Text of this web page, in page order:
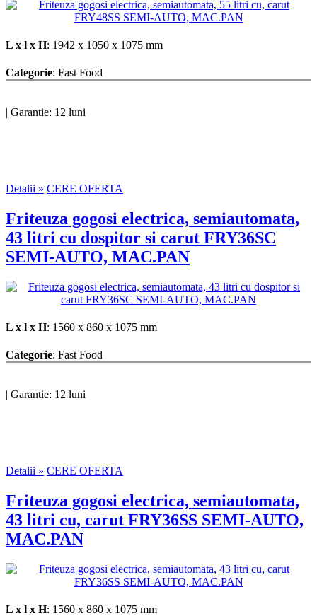
L x l x H: 1942 x 1050 x 1075 mm
Categorie: Fast Food
| Garantie: 12 luni
Detalii » CERE OFERTA
Friteuza gogosi electrica, semiautomata,
43 litri cu dospitor si carut FRY36SC
SEMI-AUTO, MAC.PAN
L x l x H: 1560 x 860 x 1075 mm
Categorie: Fast Food
| Garantie: 12 luni
Detalii » CERE OFERTA
Friteuza gogosi electrica, semiautomata,
43 litri cu, carut FRY36SS SEMI-AUTO,
MAC.PAN
L x l x H: 1560 x 860 x 1075 mm